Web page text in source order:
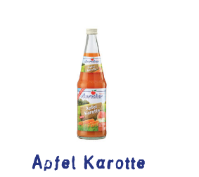
Apfel Karotte